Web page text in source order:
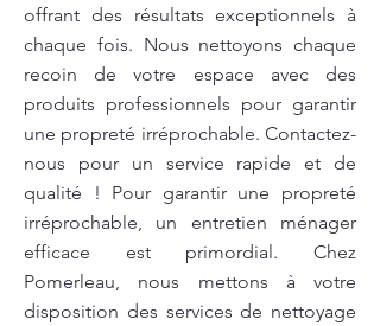
offrant des résultats exceptionnels à
chaque fois. Nous nettoyons chaque
recoin de votre espace avec des
produits professionnels pour garantir
une propreté irréprochable. Contactez-
nous pour un service rapide et de
qualité ! Pour garantir une propreté
irréprochable, un entretien ménager
efficace est primordial. Chez
Pomerleau, nous mettons à votre
disposition des services de nettoyage